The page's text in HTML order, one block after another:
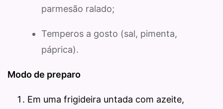
parmesão ralado;
Temperos a gosto (sal, pimenta,
páprica).
Modo de preparo
Em uma frigideira untada com azeite,